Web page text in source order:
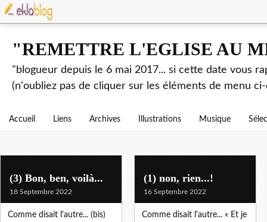
"REMETTRE L'EGLISE AU
"blogueur depuis le 6 mai 2017... si cette date vous
(n'oubliez pas de cliquer sur les éléments de menu
Accueil Liens Archives Illustrations Musique
(3) Bon, ben, voilà...
18 Septembre 2022
Comme disait l'autre... (bis)
(1) non, rien...!
16 Septembre 2022
Comme disait l'autre... « Et je